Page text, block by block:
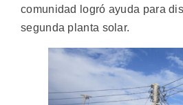
comunidad logró ayuda para
segunda planta solar.